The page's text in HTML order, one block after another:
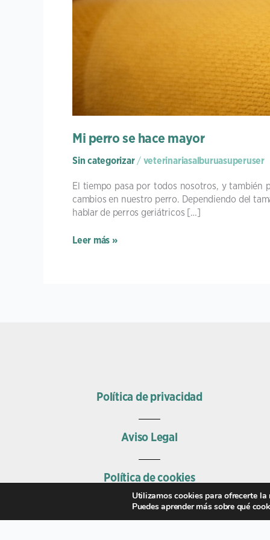
Mi perro se hace mayor
Sin categorizar/ veterinariasalburuasuperuser
El tiempo pasa por todos nosotros, y también
cambios en nuestro perro. Dependiendo del
hablar de perros geriátricos […]
Leer más »
Política de privacidad
Aviso Legal
Política de cookies
Utilizamos cookies para ofrecerte la
Puedes aprender más sobre qué